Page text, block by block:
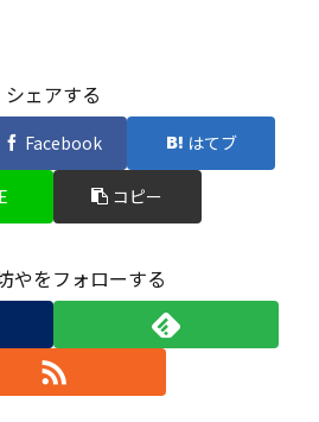
シェアする
Facebook はてブ
コピー
やをフォローする